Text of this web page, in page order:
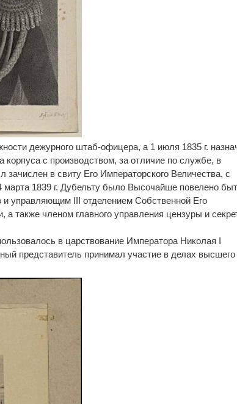
дежурного штаб-офицера, а 1 июля 1835 г.
с производством, за отличие по службе, в
зачислен в свиту Его Императорского Величества, с
1839 г. Дубельту было Высочайше повелено
управляющим III отделением Собственной Его
а также членом главного управления цензуры и
в царствование Императора Николая I
представитель принимал участие в делах высшего